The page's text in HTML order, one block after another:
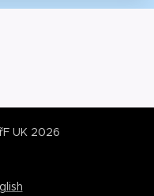
UK 2026